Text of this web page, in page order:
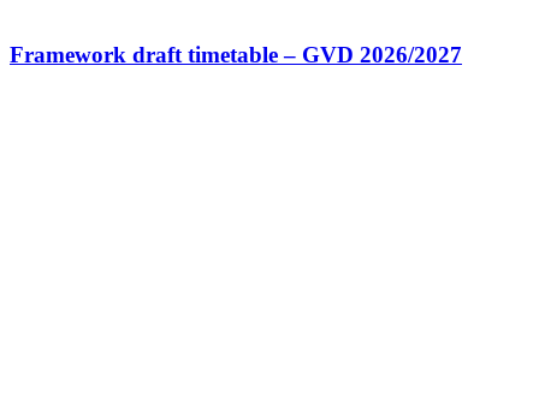
Framework draft timetable – GVD 2026/2027